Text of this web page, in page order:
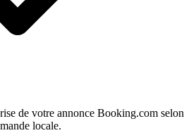
de votre annonce Booking.com selon
locale.